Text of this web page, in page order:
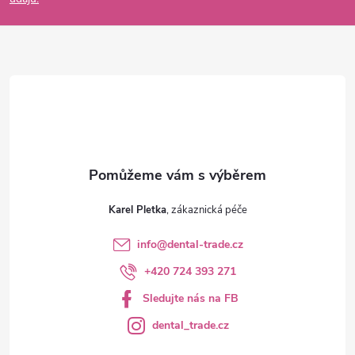
a
Karel Pletka
info@dental-trade.cz
+420 724 393 271
Sledujte nás na FB
dental_trade.cz